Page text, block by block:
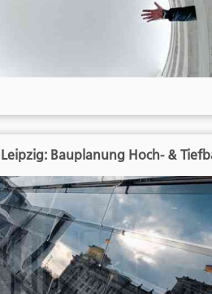
Bauplanung Hoch- &